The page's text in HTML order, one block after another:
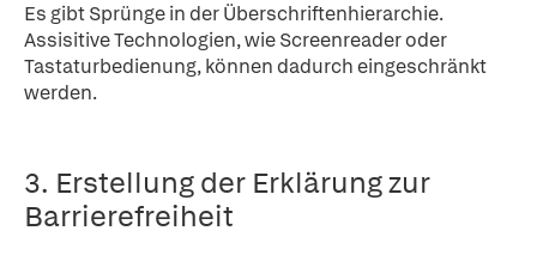
Es gibt Sprünge in der Überschriftenhierarchie.
Assisitive Technologien, wie Screenreader oder
Tastaturbedienung, können dadurch eingeschränkt
werden.
3. Erstellung der Erklärung zur
Barrierefreiheit